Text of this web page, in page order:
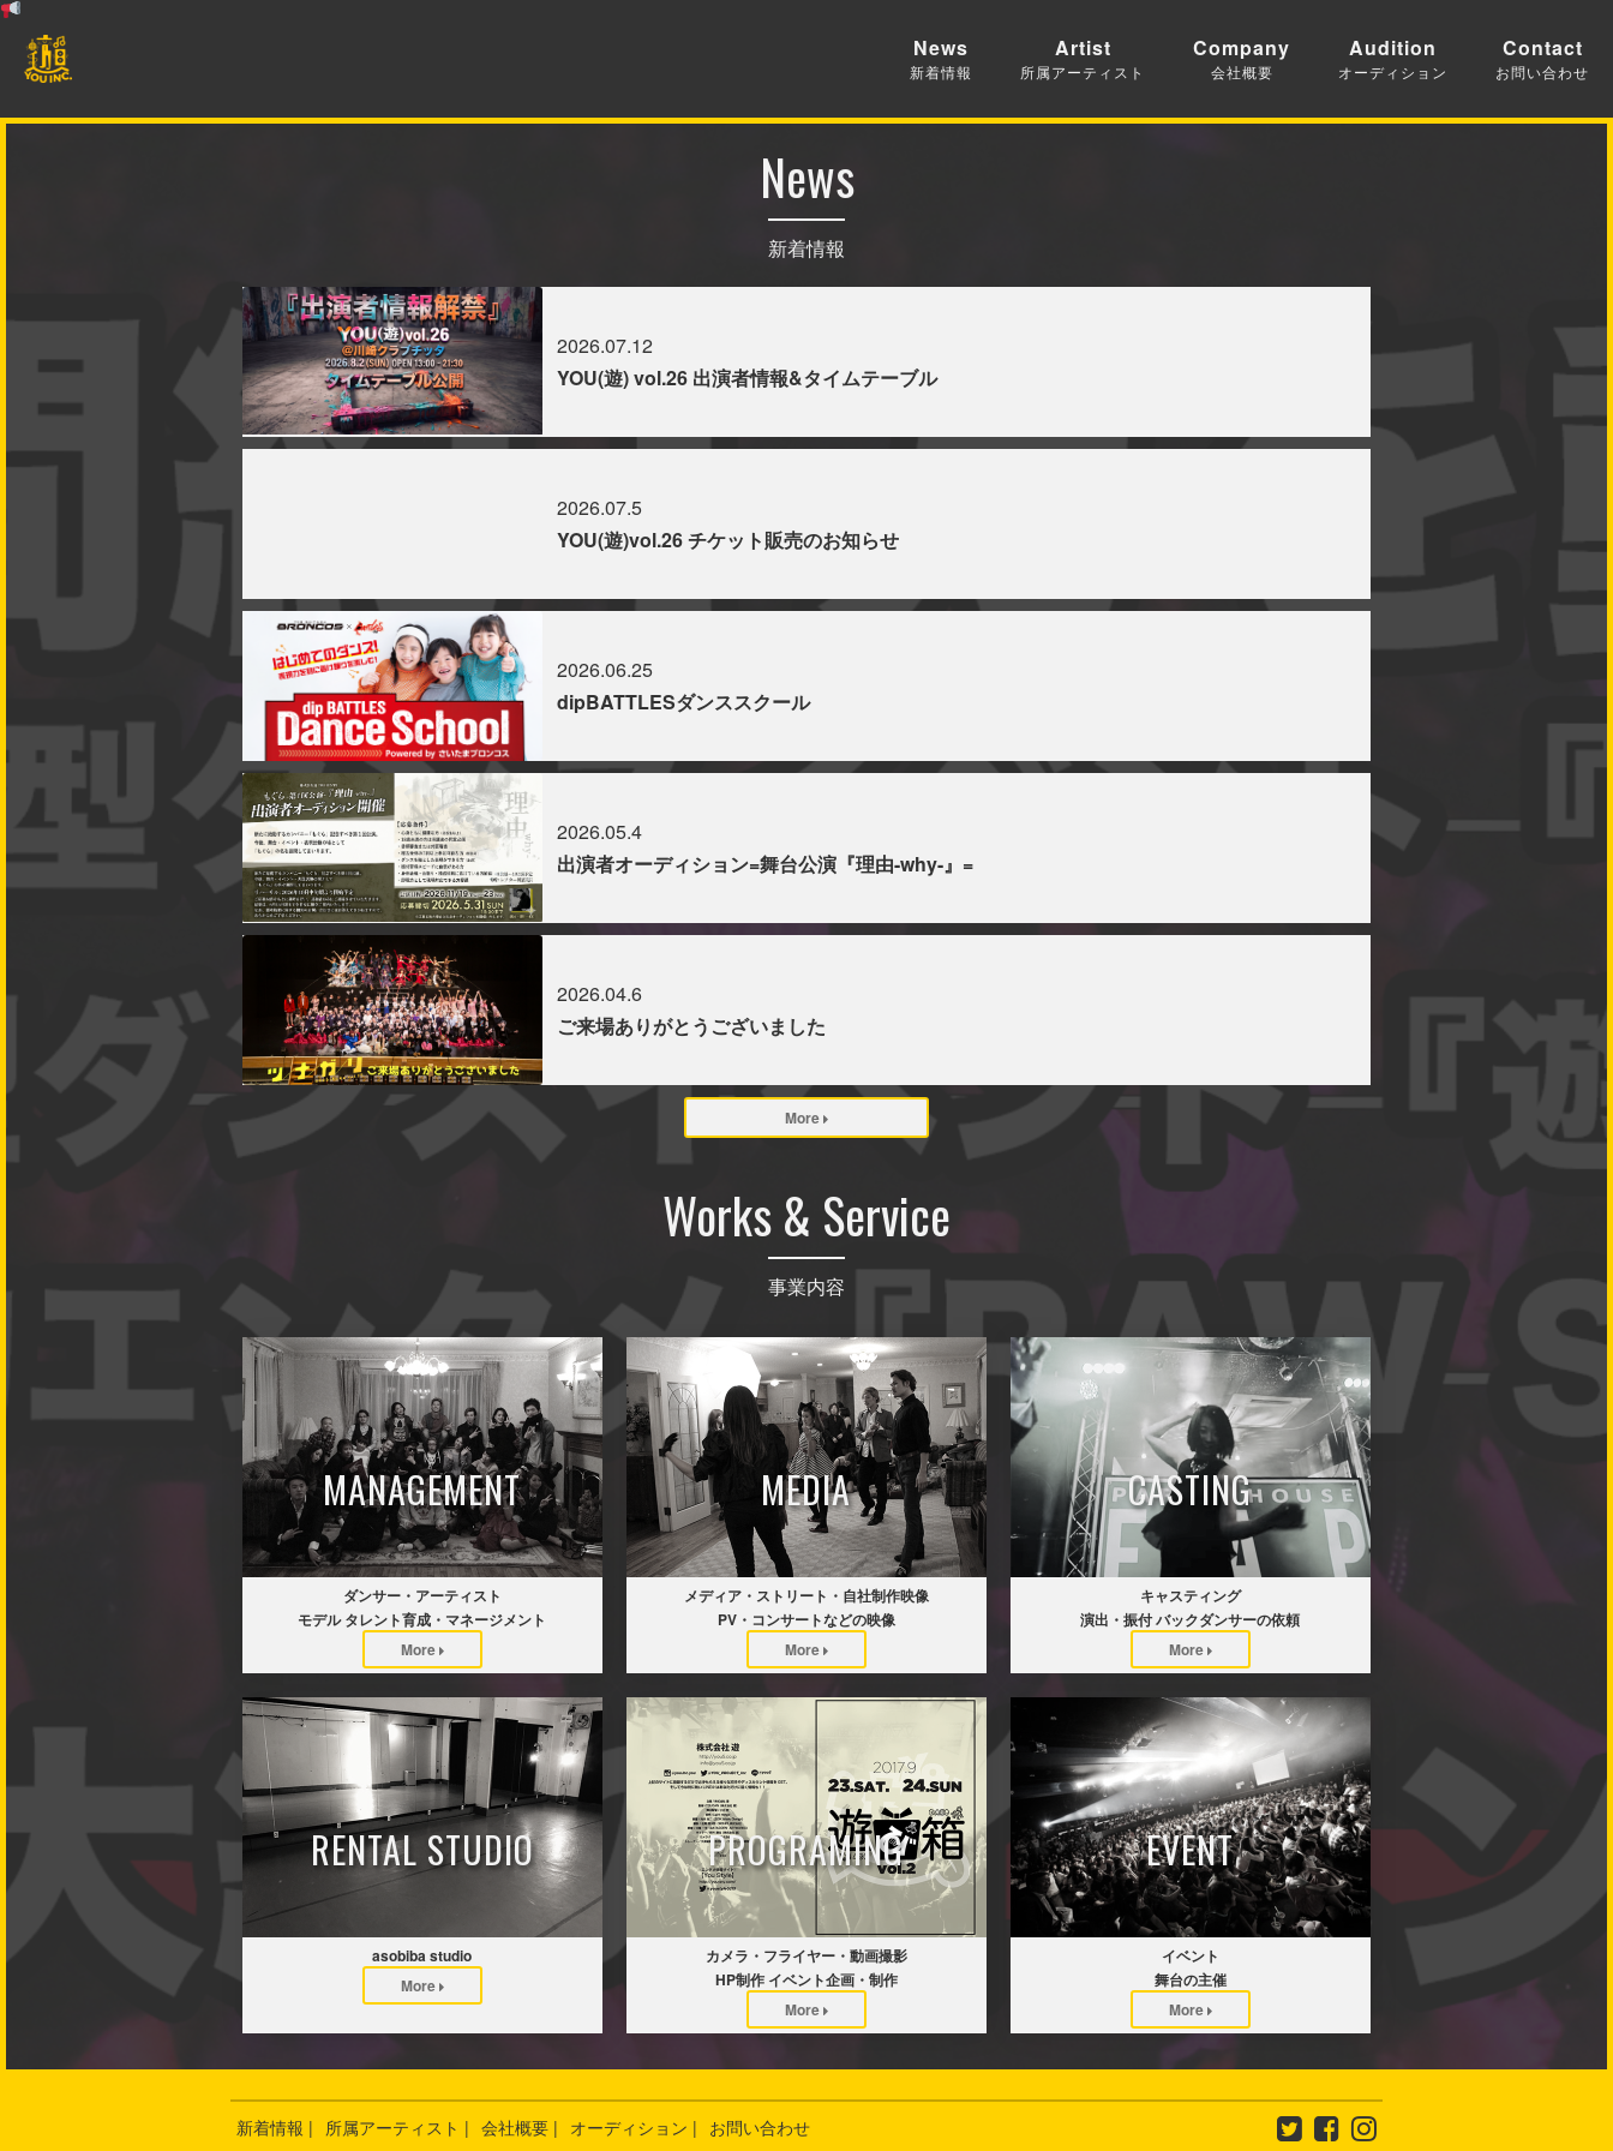
News
新着情報
Artist
所属アーティスト
Company
会社概要
Audition
オーディション
Contact
お問い合わせ
News
新着情報
2026.07.12
YOU(遊) vol.26 出演者情報&タイムテーブル
2026.07.5
YOU(遊)vol.26 チケット販売のお知らせ
2026.06.25
dipBATTLESダンススクール
2026.05.4
出演者オーディション=舞台公演『理由-why-』=
2026.04.6
ご来場ありがとうございました
More
Works & Service
事業内容
MANAGEMENT
ダンサー・アーティスト
モデル タレント育成・マネージメント
More
MEDIA
メディア・ストリート・自社制作映像
PV・コンサートなどの映像
More
CASTING
キャスティング
演出・振付 バックダンサーの依頼
More
RENTAL STUDIO
asobiba studio
More
PROGRAMING
カメラ・フライヤー・動画撮影
HP制作 イベント企画・制作
More
EVENT
イベント
舞台の主催
More
新着情報 | 所属アーティスト | 会社概要 | オーディション | お問い合わせ